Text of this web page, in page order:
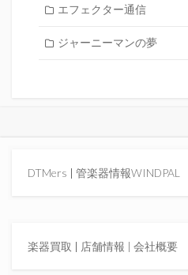
エフェクター通信
ジャーニーマンの夢
DTMers 管楽器情報WINDPAL
楽器買取 店舗情報 | 会社概要